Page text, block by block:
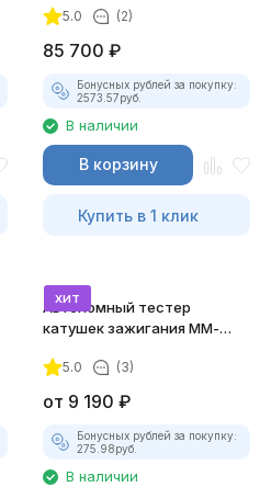
5.0 (2)
85 700 ₽
Бонусных рублей за покупку:
2573.57руб.
В наличии
В корзину
Купить в 1 клик
хит
Автономный тестер
катушек зажигания ММ-
комплект)
5.0 (3)
от 9 190 ₽
Бонусных рублей за покупку:
275.98руб.
В наличии